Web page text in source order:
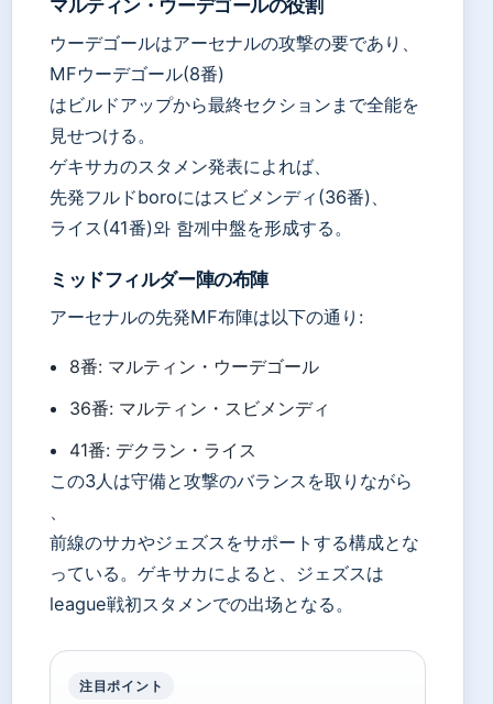
マルティン・ウーデゴールの役割
ウーデゴールはアーセナルの攻撃の要であり、
MFウーデゴール(8番)
はビルドアップから最終セクションまで全能を
見せつける。
ゲキサカのスタメン発表によれば、
先発フルドboroにはスビメンディ(36番)、
ライス(41番)와 함께中盤を形成する。
ミッドフィルダー陣の布陣
アーセナルの先発MF布陣は以下の通り:
8番: マルティン・ウーデゴール
36番: マルティン・スビメンディ
41番: デクラン・ライス
この3人は守備と攻撃のバランスを取りながら
、
前線のサカやジェズスをサポートする構成とな
っている。ゲキサカによると、ジェズスは
league戦初スタメンでの出场となる。
注目ポイント